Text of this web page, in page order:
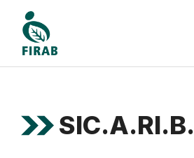
contenuto
SIC.A.RI.B.